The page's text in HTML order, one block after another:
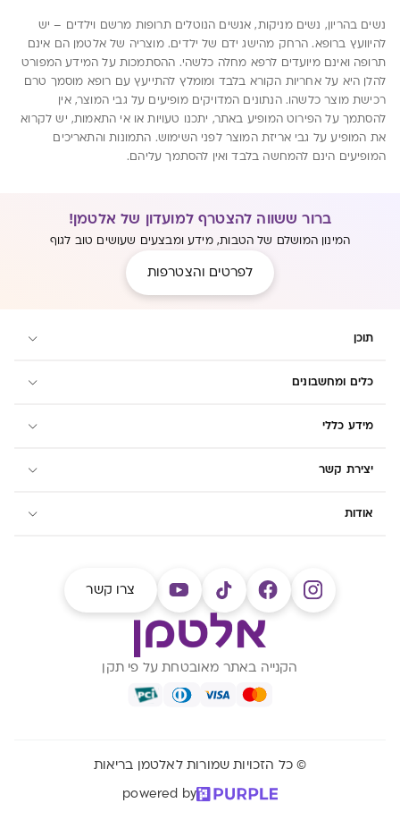
נשים בהריון, נשים מניקות, אנשים הנוטלים תרופות מרשם וילדים – יש
להיוועץ ברופא. הרחק מהישג ידם של ילדים. מוצריה של אלטמן הם אינם
תרופה ואינם מיועדים לרפא מחלה כלשהי. ההסתמכות על המידע המפורט
להלן היא על אחריות הקורא בלבד ומומלץ להתייעץ עם רופא מוסמך טרם
רכישת מוצר כלשהו. הנתונים המדויקים מופיעים על גבי המוצר, אין
להסתמך על הפירוט המופיע באתר, יתכנו טעויות או אי התאמות, יש לקרוא
את המופיע על גבי אריזת המוצר לפני השימוש. התמונות והתאריכים
המופיעים הינם להמחשה בלבד ואין להסתמך עליהם.
ברור ששווה להצטרף למועדון של אלטמן!
המינון המושלם של הטבות, מידע ומבצעים שעושים טוב לגוף
לפרטים והצטרפות
תוכן
כלים ומחשבונים
מידע כללי
יצירת קשר
אודות
צרו קשר
הקנייה באתר מאובטחת על פי תקן
© כל הזכויות שמורות לאלטמן בריאות
powered by